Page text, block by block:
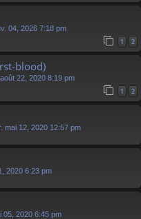
04, 2026 7:18 pm
1 2
blood)
22, 2020 8:19 pm
1 2
mai 12, 2020 12:57 pm
2020 6:23 pm
05, 2020 6:45 pm